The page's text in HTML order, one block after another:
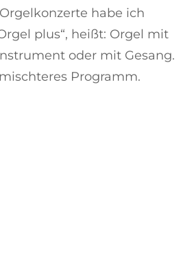
habe ich
plus“, heißt: Orgel mit
oder mit Gesang.
Programm.